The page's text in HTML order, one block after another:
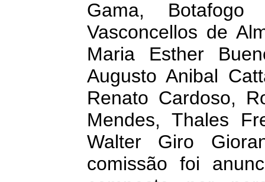
Gama,
Vasconcellos de
Maria Esther
Augusto Anibal
Renato Cardoso,
Mendes, Thales
Walter Giro
comissão foi